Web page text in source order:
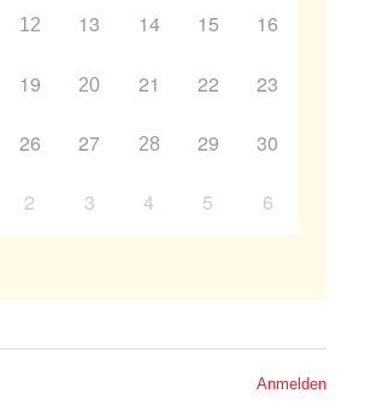
12 13 14 15 16
19 20 21 22 23
26 27 28 29 30
2 3 4 5 6
Anmelden